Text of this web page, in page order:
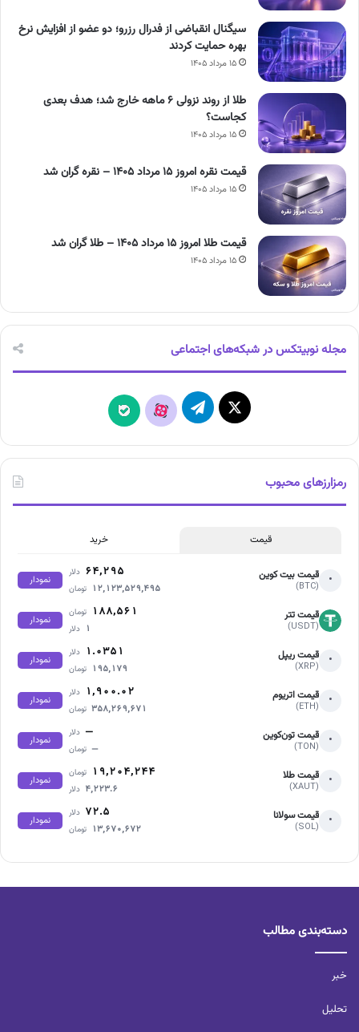
سیگنال انقباضی از فدرال رزرو؛ دو عضو از افزایش نرخ
بهره حمایت کردند
۱۵ مرداد ۱۴۰۵
طلا از روند نزولی ۶ ماهه خارج شد؛ هدف بعدی
کجاست؟
۱۵ مرداد ۱۴۰۵
قیمت نقره امروز ۱۵ مرداد ۱۴۰۵ – نقره گران شد
۱۵ مرداد ۱۴۰۵
قیمت طلا امروز ۱۵ مرداد ۱۴۰۵ – طلا گران شد
۱۵ مرداد ۱۴۰۵
مجله نوبیتکس در شبکه‌های اجتماعی
X تلگرام آپارات بله
رمزارزهای محبوب
قیمت خرید
• قیمت بیت کوین
(BTC)
۶۴,۲۹۵ دلار
۱۲,۱۲۳,۵۲۹,۴۹۵ تومان
نمودار
قیمت تتر
(USDT)
۱۸۸,۵۶۱ تومان
۱ دلار
نمودار
• قیمت ریپل
(XRP)
۱.۰۳۵۱ دلار
۱۹۵,۱۷۹ تومان
نمودار
• قیمت اتریوم
(ETH)
۱,۹۰۰.۰۲ دلار
۳۵۸,۲۶۹,۶۷۱ تومان
نمودار
• قیمت تون‌کوین
(TON)
— دلار
— تومان
نمودار
• قیمت طلا
(XAUT)
۱۹,۲۰۴,۲۴۴ تومان
۴,۲۲۳.۶ دلار
نمودار
• قیمت سولانا
(SOL)
۷۲.۵ دلار
۱۳,۶۷۰,۶۷۲ تومان
نمودار
دسته‌بندی مطالب
خبر
تحلیل‌